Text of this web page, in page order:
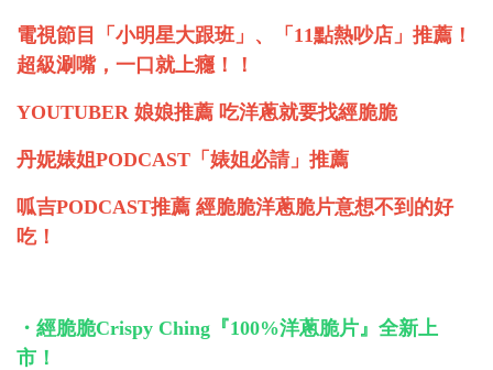
電視節目「小明星大跟班」、「11點熱吵店」推薦！
超級涮嘴，一口就上癮！！
YOUTUBER 娘娘推薦 吃洋蔥就要找經脆脆
丹妮婊姐PODCAST「婊姐必請」推薦
呱吉PODCAST推薦 經脆脆洋蔥脆片意想不到的好
吃！
・經脆脆Crispy Ching『100%洋蔥脆片』全新上
市！